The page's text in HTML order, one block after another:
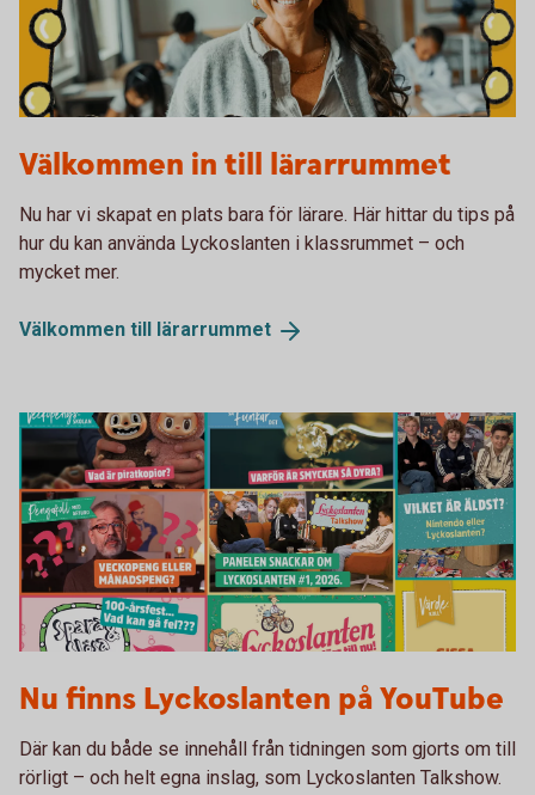
Välkommen in till lärarrummet
Nu har vi skapat en plats bara för lärare. Här hittar du tips på
hur du kan använda Lyckoslanten i klassrummet – och
mycket mer.
Välkommen till lärarrummet
Nu finns Lyckoslanten på YouTube
Där kan du både se innehåll från tidningen som gjorts om till
rörligt – och helt egna inslag, som Lyckoslanten Talkshow.